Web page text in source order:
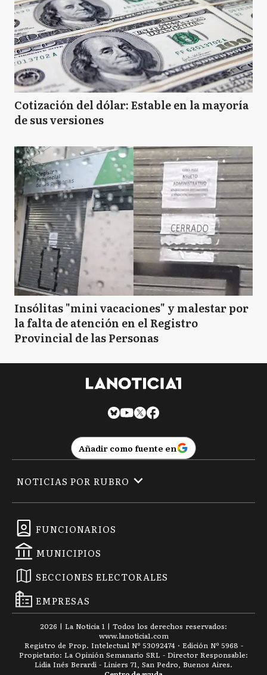
Cotización del dólar: Estable en la mayoría
de sus versiones
Insólitas "mini vacaciones" y malestar por
la falta de atención en el Registro
Provincial de las Personas
Añadir como fuente en
FUNCIONARIOS
MUNICIPIOS
SECCIONES ELECTORALES
EMPRESAS
NOTICIAS POR RUBRO
2026 | La Noticia 1 | Todos los derechos reservados:
www.lanoticia1.com
Registro de Prop. Intelectual Nº 53092474 · Edición Nº 5968 -
Propietario: La Opinión Semanario SRL - Director Responsable:
Lidia Inés Berardi - Liniers 71, San Pedro, Buenos Aires.